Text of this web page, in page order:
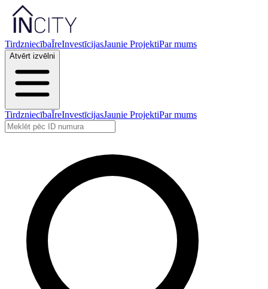
TirdzniecībaĪreInvestīcijasJaunie ProjektiPar mums
Atvērt izvēlni
TirdzniecībaĪreInvestīcijasJaunie ProjektiPar mums